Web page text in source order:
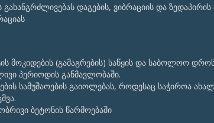
დაგების, ვიბრაციის და ზედაპირის
მოკიდების (გამაგრების) საწყის და საბოლოო
პერიოდის განმავლობაში.
სამუშაოების გაიოლებას, როდესაც საჭიროა
ბეტონის წარმოებაში